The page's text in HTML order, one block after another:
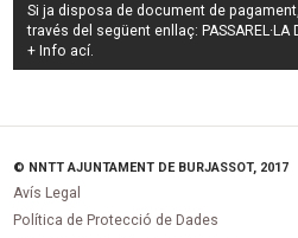
Si ja disposa de document de
través del següent enllaç:
+ Info ací.
© NNTT AJUNTAMENT DE BURJASSOT, 2017
Avís Legal
Política de Protecció de Dades